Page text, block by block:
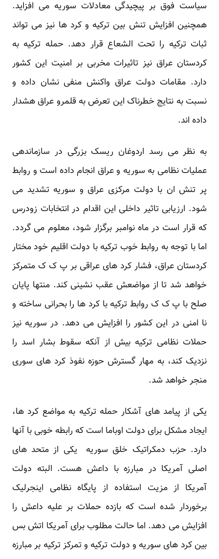
سیاست فوق بر پیچیدگی معادلات سوریه می افزاید.
همچنین افزایش تنش بین ترکیه و کرد ها نیز می تواند
ثبات ترکیه را تحت الشعاع قرار دهد. حمله ترکیه به
کردستان عراق نیز تاثیرات مخربی بر امنیت این کشور
دارد. مقامات دولت عراق واکنش منفی نشان داده و
نسبت به نتایج خطرناک این تعرض به قلمرو عراق هشدار
داده اند.
به نظر می رسد اردوغان ریسک بزرگی در سازماندهی
عملیات نظامی به سوریه و عراق انجام داده است و روابط
پر تنش ان با دولت مرکزی عراق و سوریه تشدید می
شود. ارزیابی تاثیر داخلی این اقدام در انتخابات زودرس
که قرار است در ماه نوامبر برگزار شود، معلوم می گردد.
اما با توجه به روابط خوب ترکیه با دولت اقلیم خود مختار
کردستان عراق، فشار کرد های عراقی بر پ ک ک متمرکز
خواهد شد تا از مواضعش عقب نشینی کند. منتها پایان
صلح با پ ک ک روابط ترکیه با کرد ها را بحرانی ساخته و
نا امنی در این کشور را افزایش می دهد. در سوریه نیز
حملات نظامی ترکیه بیش از آنکه سقوط بشار اسد را
نزدیک کند، به مهار گسترش حوزه نفوذ کرد های سوری
منجر خواهد شد.
یکی از پیامد های آشکار حمله ترکیه به مواضع کرد ها،
ایجاد مشکل برای دولت اوباما است که رابطه خوبی با آنها
دارد. حزب دمکراتیک خلق سوریه یکی از متحد های
اصلی آمریکا در مبارزه با داعش هست. البته دولت
آمریکا از مزیت استفاده از پایگاه نظامی اینجرلیک
برخوردار شده است که بازده حملات بر علیه داعش را
افزایش می دهد. اما حالت مطلوب برای آمریکا اتش بس
بین کرد های سوریه و دولت ترکیه و تمرکز ترکیه بر مبارزه